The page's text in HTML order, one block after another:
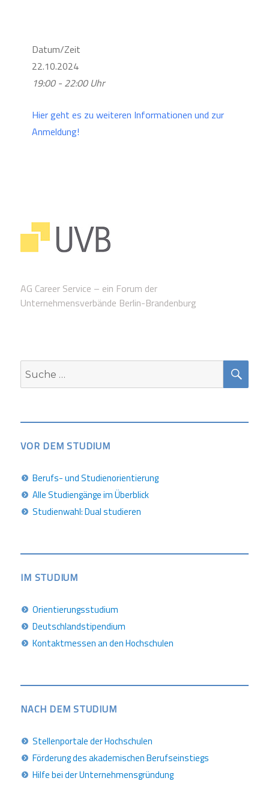
Datum/Zeit
22.10.2024
19:00 - 22:00 Uhr
Hier geht es zu weiteren Informationen und zur
Anmeldung!
AG Career Service – ein Forum der
Unternehmensverbände Berlin-Brandenburg
Suche
nach:
VOR DEM STUDIUM
Berufs- und Studienorientierung
Alle Studiengänge im Überblick
Studienwahl: Dual studieren
IM STUDIUM
Orientierungsstudium
Deutschlandstipendium
Kontaktmessen an den Hochschulen
NACH DEM STUDIUM
Stellenportale der Hochschulen
Förderung des akademischen Berufseinstiegs
Hilfe bei der Unternehmensgründung